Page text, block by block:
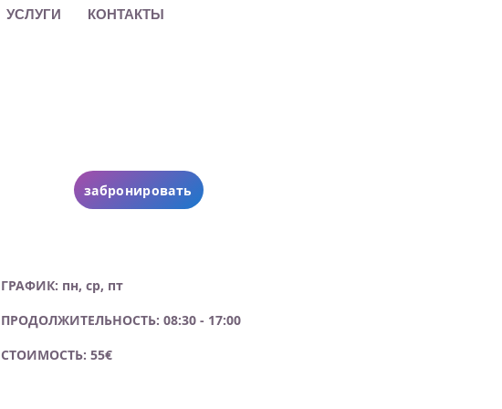
УСЛУГИ КОНТАКТЫ
забронировать
ГРАФИК: пн, ср, пт
ПРОДОЛЖИТЕЛЬНОСТЬ: 08:30 - 17:00
СТОИМОСТЬ: 55€